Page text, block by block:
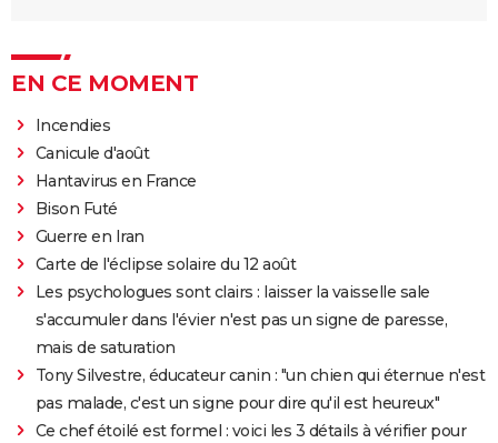
EN CE MOMENT
Incendies
Canicule d'août
Hantavirus en France
Bison Futé
Guerre en Iran
Carte de l'éclipse solaire du 12 août
Les psychologues sont clairs : laisser la vaisselle sale
s'accumuler dans l'évier n'est pas un signe de paresse,
mais de saturation
Tony Silvestre, éducateur canin : "un chien qui éternue n'est
pas malade, c'est un signe pour dire qu'il est heureux"
Ce chef étoilé est formel : voici les 3 détails à vérifier pour